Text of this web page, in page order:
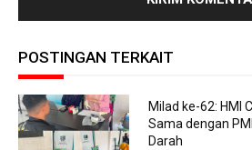
POSTINGAN TERKAIT
Milad ke-62: HMI
Sama dengan
Darah